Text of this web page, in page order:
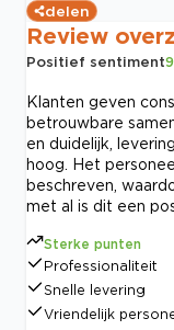
delen
Review
Positief sentiment
Klanten geven
betrouwbare
en duidelijk,
hoog. Het
beschreven,
met al is dit een
Sterke punten
Professionaliteit
Snelle levering
Vriendelijk